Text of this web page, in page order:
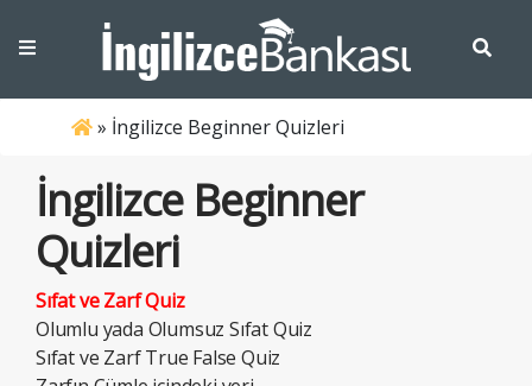
» İngilizce Beginner Quizleri
İngilizce Beginner
Quizleri
Sıfat ve Zarf Quiz
Olumlu yada Olumsuz Sıfat Quiz
Sıfat ve Zarf True False Quiz